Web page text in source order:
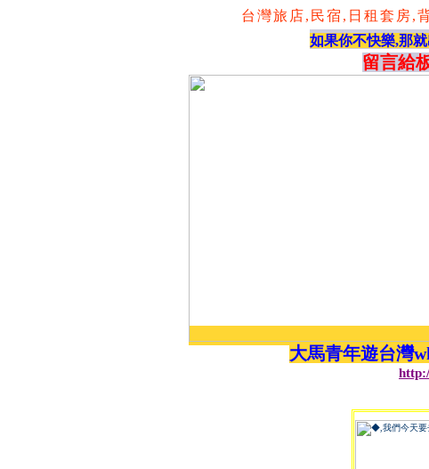
台灣旅店,民宿,日租套房,背
如果你不快樂,那
留言給
大馬青年遊台灣